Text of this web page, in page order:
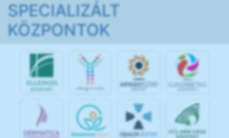
SPECIALIZÁLT
KÖZPONTOK